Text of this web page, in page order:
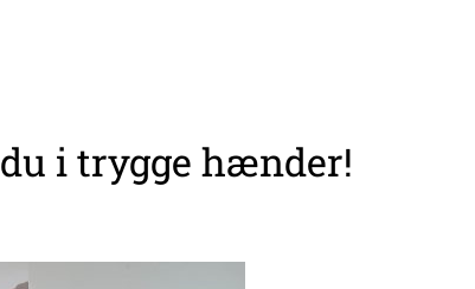
i trygge hænder!